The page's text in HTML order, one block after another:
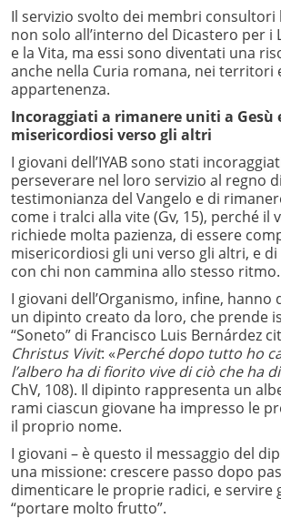
Il servizio svolto dei membri
non solo all’interno del Dicastero per i
e la Vita, ma essi sono diventati una
anche nella Curia romana, nei territori
appartenenza.
Incoraggiati a rimanere uniti a Gesù
misericordiosi verso gli altri
I giovani dell’IYAB sono stati
perseverare nel loro servizio al regno
testimonianza del Vangelo e di
come i tralci alla vite (Gv, 15), perché il
richiede molta pazienza, di essere
misericordiosi gli uni verso gli altri, e di
con chi non cammina allo stesso ritmo.
I giovani dell’Organismo, infine, hanno
un dipinto creato da loro, che prende
“Soneto” di Francisco Luis Bernárdez
Christus Vivit: «Perché dopo tutto ho
l’albero ha di fiorito vive di ciò che ha
ChV, 108). Il dipinto rappresenta un
rami ciascun giovane ha impresso le
il proprio nome.
I giovani – è questo il messaggio del
una missione: crescere passo dopo
dimenticare le proprie radici, e servire
“portare molto frutto”.